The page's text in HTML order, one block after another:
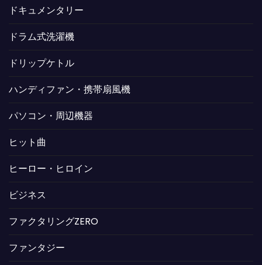
ドキュメンタリー
ドラム式洗濯機
ドリップケトル
ハンディファン・携帯扇風機
パソコン・周辺機器
ヒット曲
ヒーロー・ヒロイン
ビジネス
ファクタリングZERO
ファンタジー